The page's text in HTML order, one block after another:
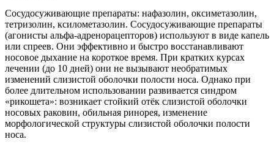
Сосудосуживающие препараты: нафазолин, оксиметазолин,
тетризолин, ксилометазолин. Сосудосуживающие препараты
(агонисты альфа-адренорацепторов) используют в виде капель
или спреев. Они эффективно и быстро восстанавливают
носовое дыхание на короткое время. При кратких курсах
лечении (до 10 дней) они не вызывают необратимых
изменений слизистой оболочки полости носа. Однако при
более длительном использовании развивается синдром
«рикошета»: возникает стойкий отёк слизистой оболочки
носовых раковин, обильная ринорея, изменение
морфологической структуры слизистой оболочки полости
носа.